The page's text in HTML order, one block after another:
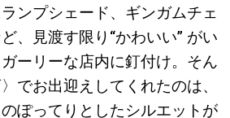
ンプシェード、ギンガムチェ
、見渡す限り“かわいい” がい
ーリーな店内に釘付け。そん
でお出迎えしてくれたのは、
ぽってりとしたシルエットが